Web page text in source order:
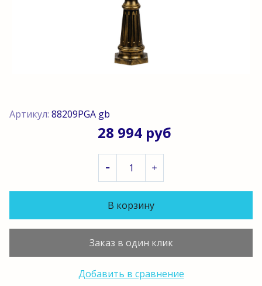
Артикул: 88209PGA gb
28 994 руб
В корзину
Заказ в один клик
Добавить в сравнение